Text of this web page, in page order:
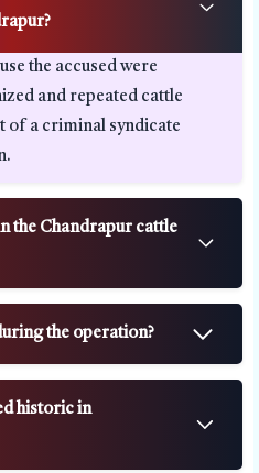
the accused were
and repeated cattle
of a criminal syndicate
the Chandrapur cattle
the operation?
historic in